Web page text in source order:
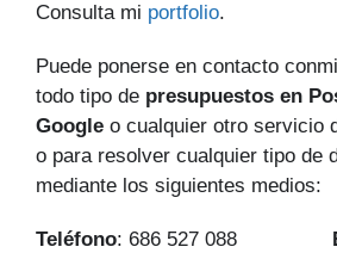
Consulta mi portfolio.
Puede ponerse en contacto
todo tipo de presupuestos en
Google o cualquier otro servicio
o para resolver cualquier tipo de
mediante los siguientes medios:
Teléfono: 686 527 088